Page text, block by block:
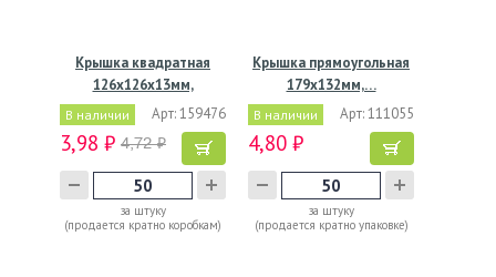
Крышка квадратная
126х126х13мм,
прозрачная
В наличии Арт: 159476
3,98 ₽ 4,72 ₽
за штуку
(продается кратно коробкам)
Крышка прямоугольная
179x132мм,…
В наличии Арт: 111055
4,80 ₽
за штуку
(продается кратно упаковке)